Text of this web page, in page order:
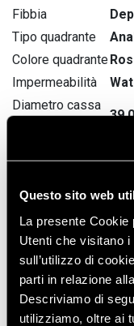
Questo sito web
La presente
Utenti che visitano i
sull’utilizzo di
parti in relazione
Descriviamo di
utilizziamo, oltre ai
Fibbia
Tipo quadrante
Colore quadrante
Impermeabilità
Diametro cassa
Varianti